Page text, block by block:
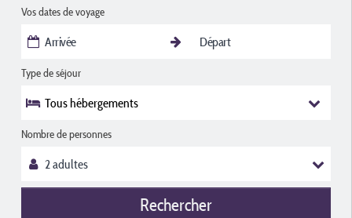
Vos dates de voyage
Type de séjour
Tous hébergements
Nombre de personnes
Rechercher